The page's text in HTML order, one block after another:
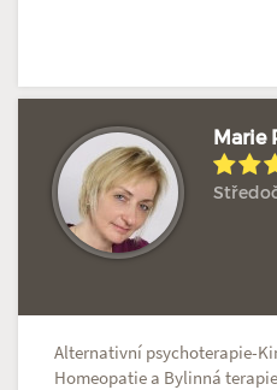
Marie
Alternativní psychoterapie-
Homeopatie a Bylinná